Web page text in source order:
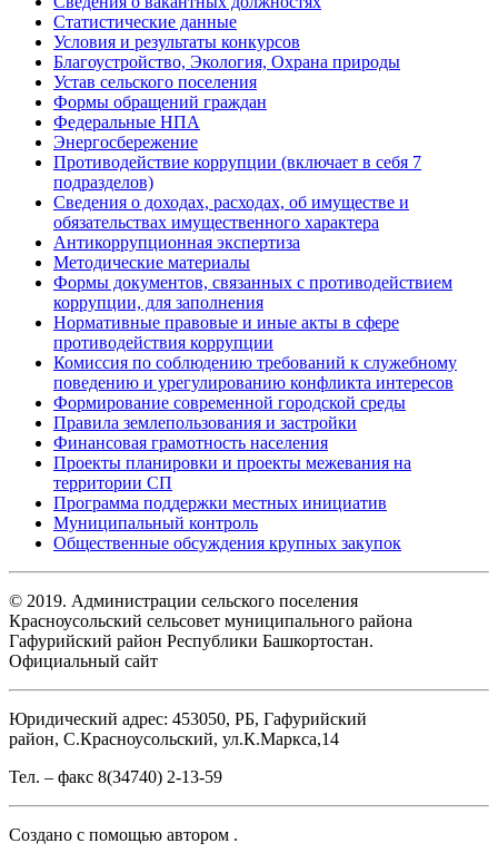
Статистические данные
Условия и результаты конкурсов
Благоустройство, Экология, Охрана природы
Устав сельского поселения
Формы обращений граждан
Федеральные НПА
Энергосбережение
Противодействие коррупции (включает в себя 7
подразделов)
Сведения о доходах, расходах, об имуществе и
обязательствах имущественного характера
Антикоррупционная экспертиза
Методические материалы
Формы документов, связанных с противодействием
коррупции, для заполнения
Нормативные правовые и иные акты в сфере
противодействия коррупции
Комиссия по соблюдению требований к служебному
поведению и урегулированию конфликта интересов
Формирование современной городской среды
Правила землепользования и застройки
Финансовая грамотность населения
Проекты планировки и проекты межевания на
территории СП
Программа поддержки местных инициатив
Муниципальный контроль
Общественные обсуждения крупных закупок
© 2019. Администрации сельского поселения
Красноусольский сельсовет муниципального района
Гафурийский район Республики Башкортостан.
Официальный сайт
Юридический адрес: 453050, РБ, Гафурийский
район, С.Красноусольский, ул.К.Маркса,14
Тел. – факс 8(34740) 2-13-59
Создано с помощью автором .